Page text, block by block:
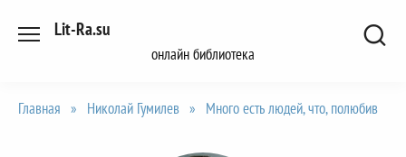
Lit-Ra.su
онлайн библиотека
Главная » Николай Гумилев » Много есть людей, что, полюбив